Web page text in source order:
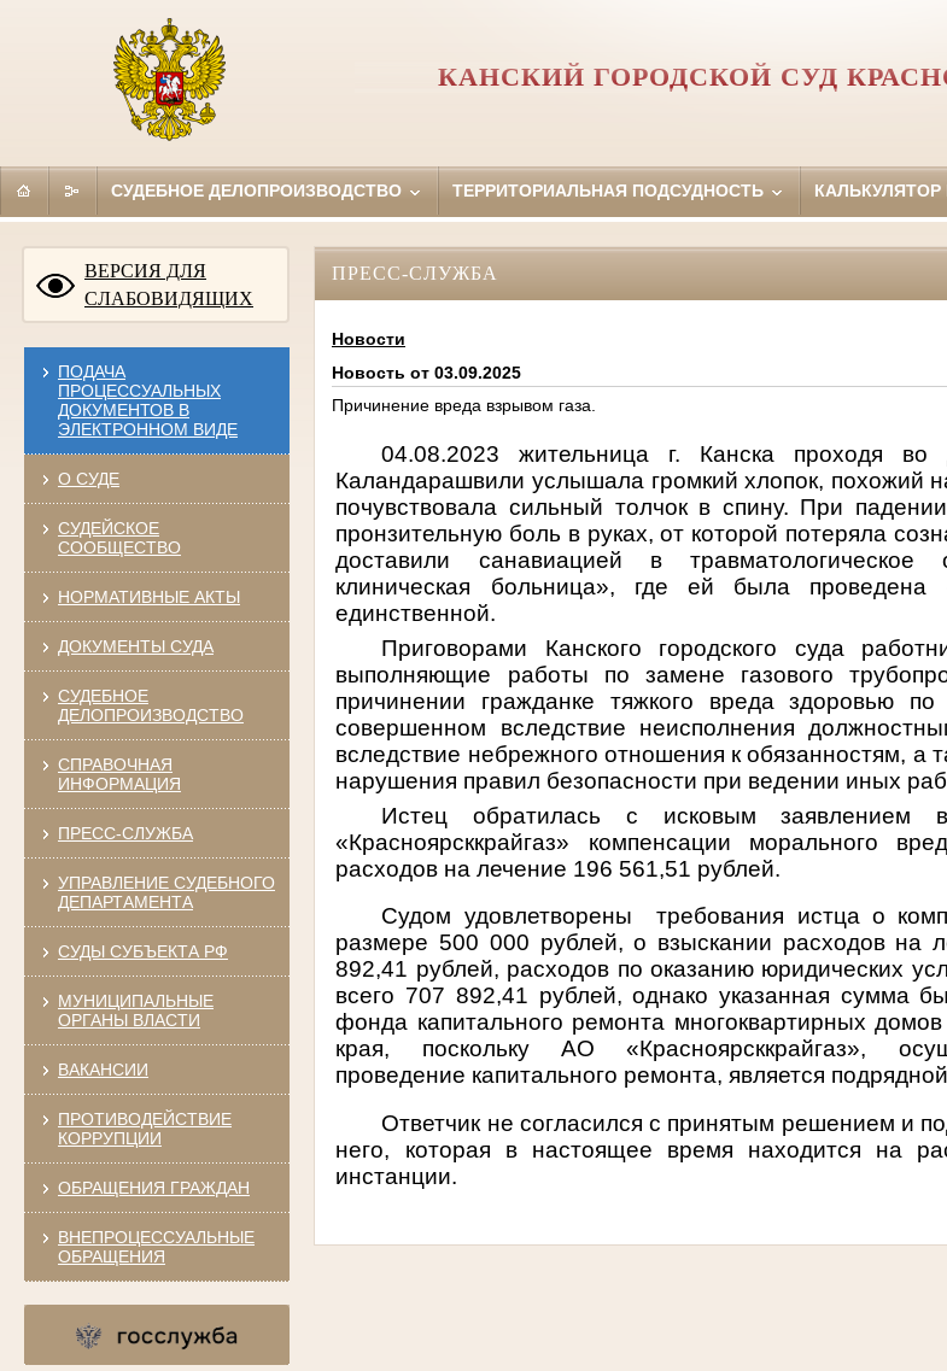
КАНСКИЙ ГОРОДСКОЙ СУД
СУДЕБНОЕ ДЕЛОПРОИЗВОДСТВО ТЕРРИТОРИАЛЬНАЯ ПОДСУДНОСТЬ
ВЕРСИЯ ДЛЯ
СЛАБОВИДЯЩИХ
ПОДАЧА
ПРОЦЕССУАЛЬНЫХ
ДОКУМЕНТОВ В
ЭЛЕКТРОННОМ ВИДЕ
О СУДЕ
СУДЕЙСКОЕ
СООБЩЕСТВО
НОРМАТИВНЫЕ АКТЫ
ДОКУМЕНТЫ СУДА
СУДЕБНОЕ
ДЕЛОПРОИЗВОДСТВО
СПРАВОЧНАЯ
ИНФОРМАЦИЯ
ПРЕСС-СЛУЖБА
УПРАВЛЕНИЕ СУДЕБНОГО
ДЕПАРТАМЕНТА
СУДЫ СУБЪЕКТА РФ
МУНИЦИПАЛЬНЫЕ
ОРГАНЫ ВЛАСТИ
ВАКАНСИИ
ПРОТИВОДЕЙСТВИЕ
КОРРУПЦИИ
ОБРАЩЕНИЯ ГРАЖДАН
ВНЕПРОЦЕССУАЛЬНЫЕ
ОБРАЩЕНИЯ
ПРЕСС-СЛУЖБА
Новости
Новость от 03.09.2025
Причинение вреда взрывом газа.
04.08.2023 жительница г. Канска проходя
Каландарашвили услышала громкий хлопок, похожий
почувствовала сильный толчок в спину. При
пронзительную боль в руках, от которой потеряла
доставили санавиацией в
клиническая больница», где ей была
единственной.
Приговорами Канского городского суда
выполняющие работы по замене газового
причинении гражданке тяжкого вреда здоровью по
совершенном вследствие неисполнения
вследствие небрежного отношения к обязанностям, а
нарушения правил безопасности при ведении иных
Истец обратилась с исковым
«Красноярсккрайгаз» компенсации морального
расходов на лечение 196 561,51 рублей.
Судом удовлетворены требования истца о
размере 500 000 рублей, о взыскании расходов на
892,41 рублей, расходов по оказанию юридических
всего 707 892,41 рублей, однако указанная сумма
фонда капитального ремонта многоквартирных
края, поскольку
АО «Красноярсккрайгаз»,
проведение капитального ремонта, является
Ответчик не согласился с принятым решением и
него, которая в настоящее время находится на
инстанции.